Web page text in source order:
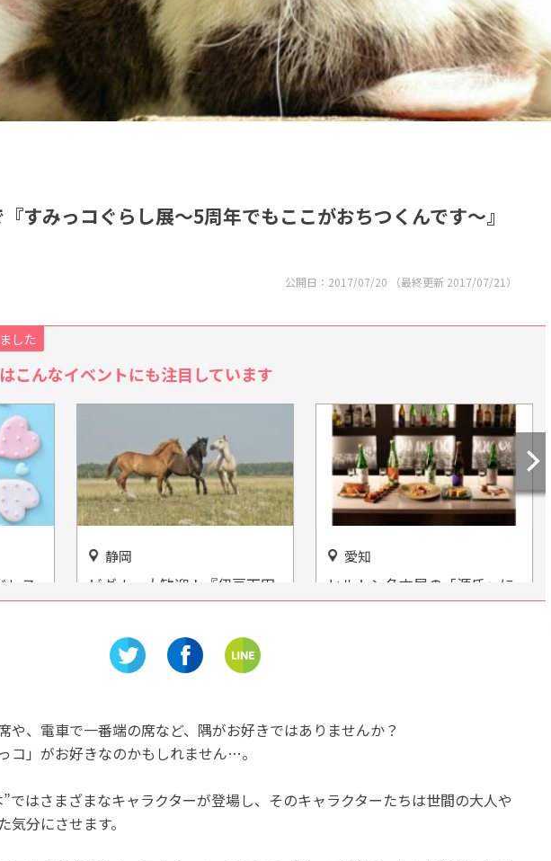
すみっコぐらし展～5周年でもここがおちつくんです～』
公開日： 2017/07/20 （最終更新 2017/07/21 ）
した
こんなイベントにも注目しています
レス
」
静岡
ビギナー大歓迎！『伊豆下田
乗馬クラブ』で乗馬を体験し
愛知
ヒルトン名古屋の「源氏」に
『酒バー』がオープン！特選
や、電車で一番端の席など、隅がお好きではありませんか？
コ」がお好きなのかもしれません…。
ではさまざまなキャラクターが登場し、そのキャラクターたちは世間の大人や
分にさせます。
岐阜
開催中
お出かけ情報をご紹介します